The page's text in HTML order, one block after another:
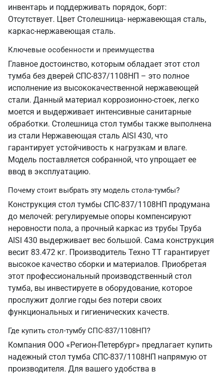
инвентарь и поддерживать порядок, борт:
Отсутствует. Цвет Столешница- нержавеющая сталь,
каркас-нержавеющая сталь.
Ключевые особенности и преимущества
Главное достоинство, которым обладает этот стол
тумба без дверей СПС-837/1108НП – это полное
исполнение из высококачественной нержавеющей
стали. Данный материал коррозионно-стоек, легко
моется и выдерживает интенсивные санитарные
обработки. Столешница стол тумбы также выполнена
из стали Нержавеющая сталь AISI 430, что
гарантирует устойчивость к нагрузкам и влаге.
Модель поставляется собранной, что упрощает ее
ввод в эксплуатацию.
Почему стоит выбрать эту модель стола-тумбы?
Конструкция стол тумбы СПС-837/1108НП продумана
до мелочей: регулируемые опоры компенсируют
неровности пола, а прочный каркас из трубы Труба
AISI 430 выдерживает вес большой. Сама конструкция
весит 83.472 кг. Производитель Техно ТТ гарантирует
высокое качество сборки и материалов. Приобретая
этот профессиональный производственный стол
тумба, вы инвестируете в оборудование, которое
прослужит долгие годы без потери своих
функциональных и гигиенических качеств.
Где купить стол-тумбу СПС-837/1108НП?
Компания ООО «Регион-Петербург» предлагает купить
надежный стол тумба СПС-837/1108НП напрямую от
производителя. Для вашего удобства в